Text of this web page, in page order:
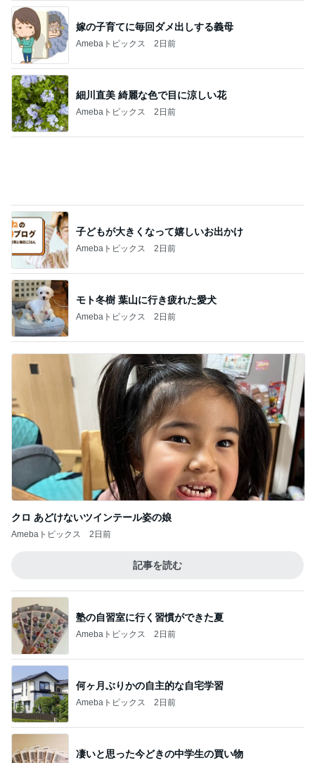
服やバッグではないと痛感した幸せ
公式の約65%offだったコストコ商品
色々試して一番合ったオススメ韓コス
旅行に持参して本当に良かったアイテム
Amebaトピックス 1日前
記事を読む
勉強になったママ友の丁寧な言葉